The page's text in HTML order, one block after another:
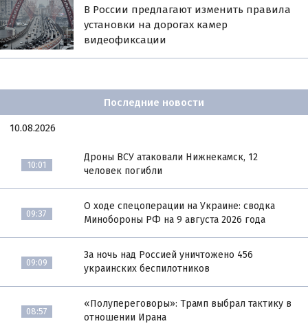
В России предлагают изменить правила
установки на дорогах камер
видеофиксации
Последние новости
10.08.2026
10:01
Дроны ВСУ атаковали Нижнекамск, 12
человек погибли
09:37
О ходе спецоперации на Украине: сводка
Минобороны РФ на 9 августа 2026 года
09:09
За ночь над Россией уничтожено 456
украинских беспилотников
08:57
«Полупереговоры»: Трамп выбрал тактику в
отношении Ирана